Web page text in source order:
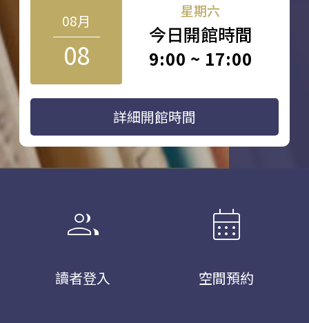
08月
08
星期六
今日開館時間
9:00 ~ 17:00
詳細開館時間
group
讀者登入
calendar_month
空間預約